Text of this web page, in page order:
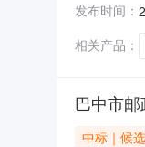
发布时间：
相关产品：
巴中市
中标｜候